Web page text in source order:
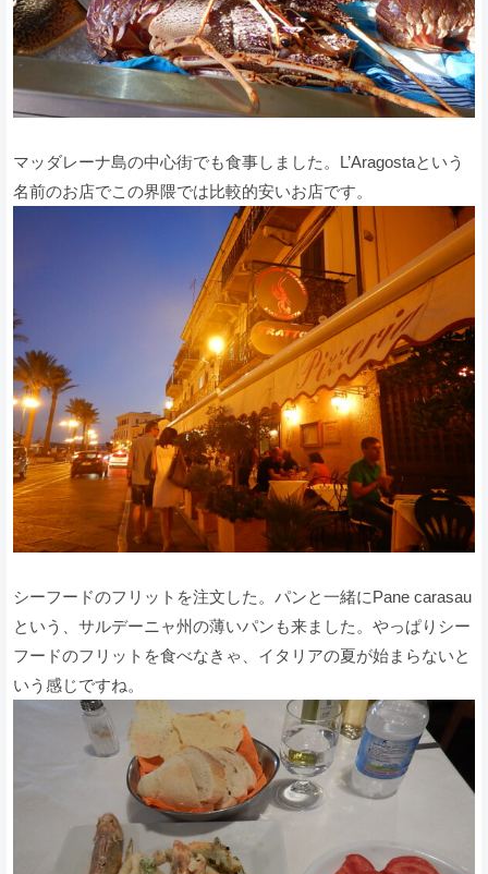
マッダレーナ島の中心街でも食事しました。L’Aragostaという
名前のお店でこの界隈では比較的安いお店です。
シーフードのフリットを注文した。パンと一緒にPane carasau
という、サルデーニャ州の薄いパンも来ました。やっぱりシー
フードのフリットを食べなきゃ、イタリアの夏が始まらないと
いう感じですね。